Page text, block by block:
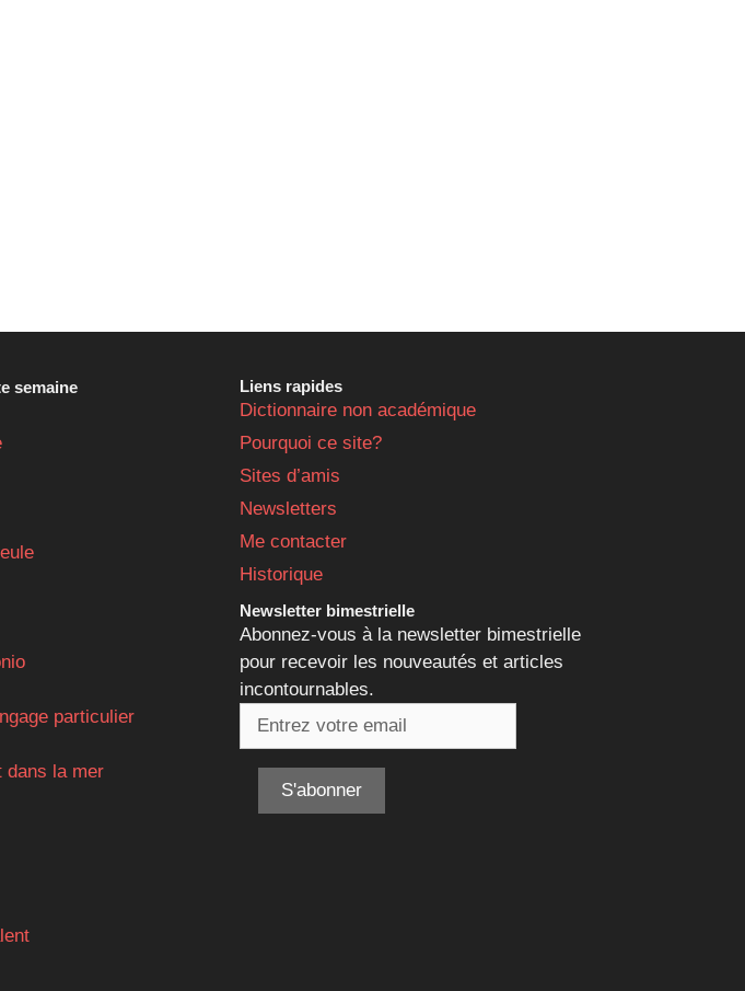
semaine
particulier
dans la mer
Liens rapides
Dictionnaire non académique
Pourquoi ce site?
Sites d’amis
Newsletters
Me contacter
Historique
Newsletter bimestrielle
Abonnez-vous à la newsletter bimestrielle
pour recevoir les nouveautés et articles
incontournables.